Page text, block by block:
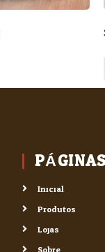
PÁGINAS
Inicial
Produtos
Lojas